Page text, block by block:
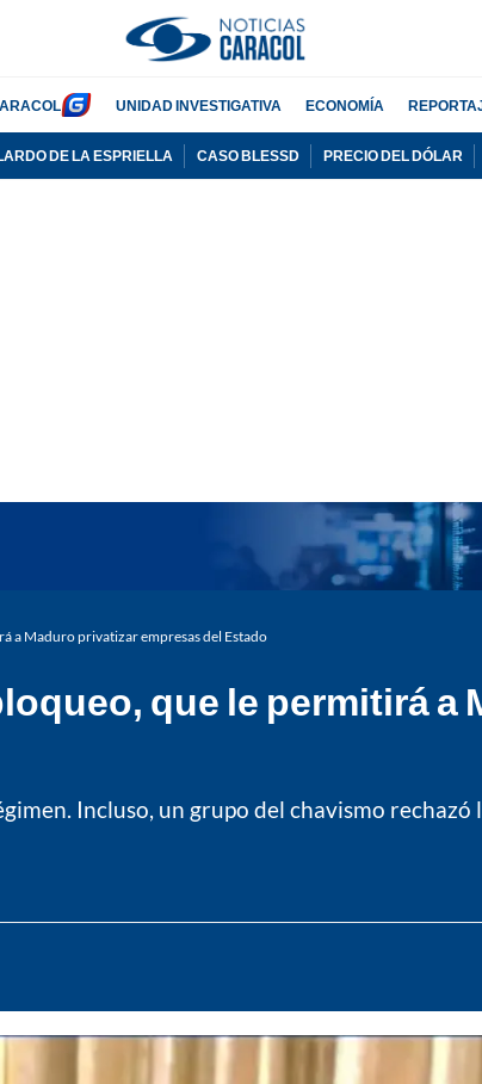
UNIDAD INVESTIGATIVA ECONOMÍA
DE LA ESPRIELLA CASO BLESSD PRECIO DEL DÓLAR
a Maduro privatizar empresas del Estado
que le permitirá a
Incluso, un grupo del chavismo rechazó